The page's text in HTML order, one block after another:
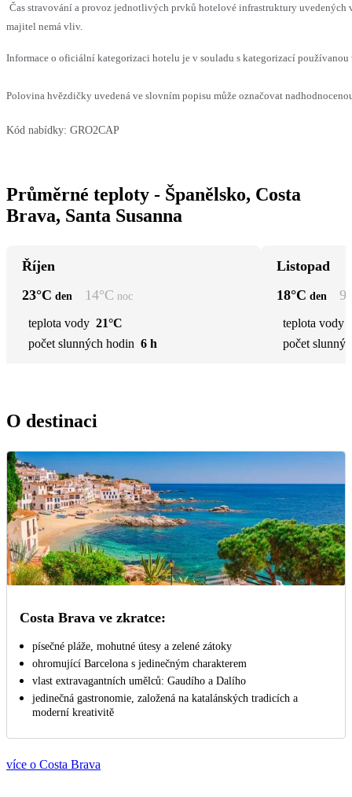
Čas stravování a provoz jednotlivých prvků hotelové infrastruktury uvedených
majitel nemá vliv.
Informace o oficiální kategorizaci hotelu je v souladu s kategorizací
Polovina hvězdičky uvedená ve slovním popisu může označovat
Kód nabídky: GRO2CAP
Průměrné teploty - Španělsko, Costa
Brava, Santa Susanna
Říjen
23°C den 14°C noc
teplota vody 21°C
počet slunných hodin 6 h
Listopad
18°C den 9
teplota vody
počet
O destinaci
Costa Brava ve zkratce:
písečné pláže, mohutné útesy a zelené zátoky
ohromující Barcelona s jedinečným charakterem
vlast extravagantních umělců: Gaudího a Dalího
jedinečná gastronomie, založená na katalánských tradicích a
moderní kreativitě
více o Costa Brava